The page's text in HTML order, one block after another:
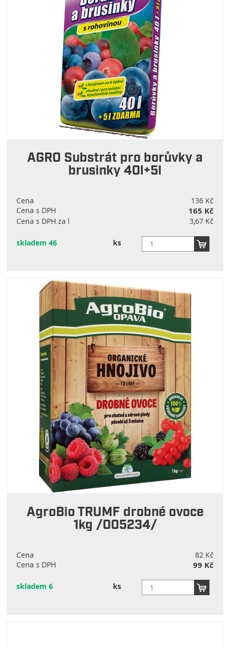
AGRO Substrát pro borůvky a
brusinky 40l+5l
Cena
136 Kč
Cena s DPH
165 Kč
Cena s DPH za l 3,67 Kč
skladem 46 ks
AgroBio TRUMF drobné ovoce
1kg /005234/
Cena
82 Kč
Cena s DPH
99 Kč
skladem 6 ks